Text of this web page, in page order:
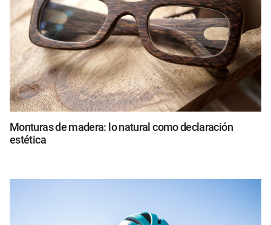
Monturas de madera: lo natural como declaración
estética